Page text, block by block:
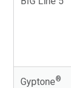
Gyptone®